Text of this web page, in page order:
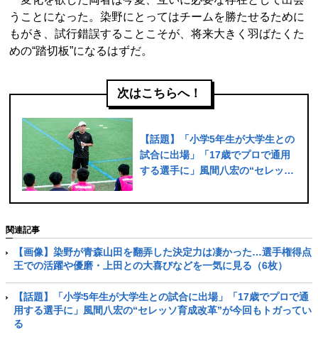
うことになった。染野にとってはチームを勝たせるために
もがき、試行錯誤することこそが、将来大きく羽ばたくた
めの“踏切板”になるはずだ。
次はこちらへ！
【話題】「小学5年生が大学生との
試合に出場」「17歳でプロで通用
する選手に」風間八宏の“セレッソ
関連記事
【画像】染野が青森山田を翻弄した決定力は凄かった…選手権得点
王での活躍や優磨・上田との大喜びなどを一気に見る（6枚）
【話題】「小学5年生が大学生との試合に出場」「17歳でプロで通
用する選手に」風間八宏の“セレッソ育成改革”が今回もトガってい
る